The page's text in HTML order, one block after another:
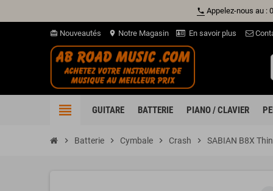
phone Appelez-nous au :
card_giftcard Nouveautés location_on Notre Magasin En savoir plus
view_headline GUITARE BATTERIE PIANO / CLAVIER
chevron_right Batterie chevron_right Cymbale chevron_right Crash chevron_right SABIAN B8X